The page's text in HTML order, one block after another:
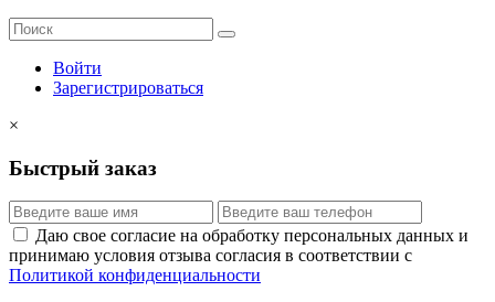
Войти
Зарегистрироваться
×
Быстрый заказ
Даю свое согласие на обработку персональных данных и
принимаю условия отзыва согласия в соответствии с
Политикой конфиденциальности